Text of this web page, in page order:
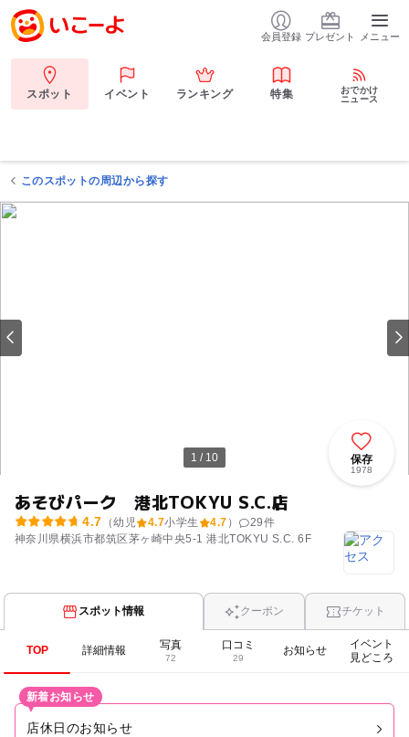
会員登録 プレゼント メニュー
スポット イベント ランキング 特集
おでかけ
ニュース
このスポットの周辺から探す
1 / 10
あそびパーク 港北TOKYU S.C.店
4.7 （幼児 4.7小学生 4.7 ） 29件
神奈川県横浜市都筑区茅ヶ崎中央5-1 港北TOKYU S.C. 6F
保存
1978
スポット情報 クーポン チケット
TOP 詳細情報 写真
72
口コミ
29
お知らせ
イベント
見どころ
店休日のお知らせ
新着お知らせ